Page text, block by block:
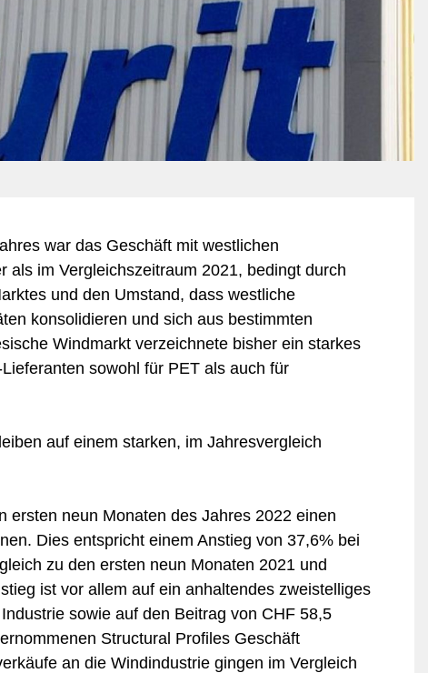
Informatik & Web
Lebensmittel
Marketing
Möbel & Einrichtung
Mobilität
Schmuck & Uhren
Sicherheit
Unternehmensberatung
war das Geschäft mit westlichen
als im Vergleichszeitraum 2021, bedingt durch
und den Umstand, dass westliche
konsolidieren und sich aus bestimmten
Windmarkt verzeichnete bisher ein starkes
sowohl für PET als auch für
auf einem starken, im Jahresvergleich
ersten neun Monaten des Jahres 2022 einen
Dies entspricht einem Anstieg von 37,6% bei
zu den ersten neun Monaten 2021 und
ist vor allem auf ein anhaltendes zweistelliges
sowie auf den Beitrag von CHF 58,5
Structural Profiles Geschäft
an die Windindustrie gingen im Vergleich